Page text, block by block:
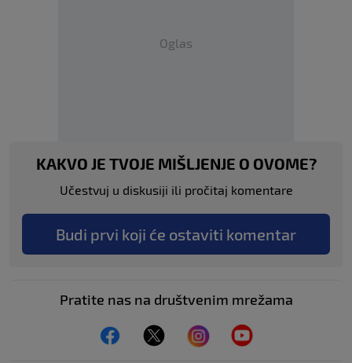
Oglas
KAKVO JE TVOJE MIŠLJENJE O OVOME?
Učestvuj u diskusiji ili pročitaj komentare
Budi prvi koji će ostaviti komentar
Pratite nas na društvenim mrežama